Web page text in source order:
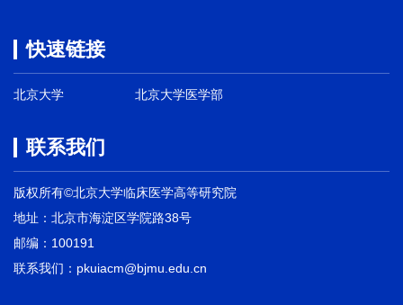
快速链接
北京大学 北京大学医学部
联系我们
版权所有©北京大学临床医学高等研究院
地址：北京市海淀区学院路38号
邮编：100191
联系我们：pkuiacm@bjmu.edu.cn